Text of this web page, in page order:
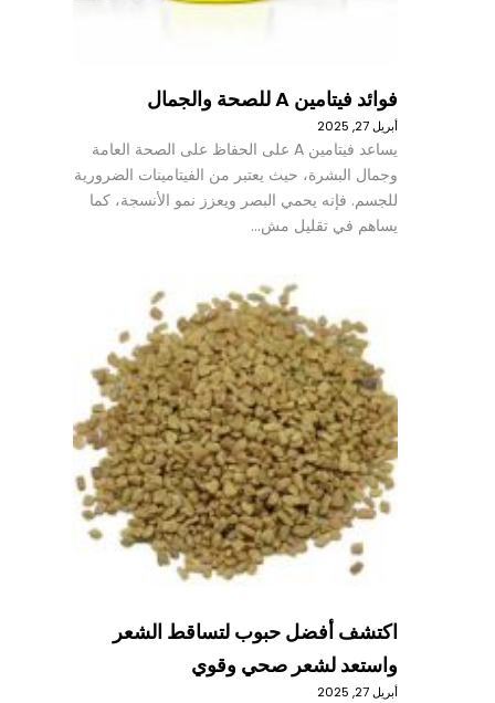
فوائد فيتامين A للصحة والجمال
أبريل 27, 2025
يساعد فيتامين A على الحفاظ على الصحة العامة
وجمال البشرة، حيث يعتبر من الفيتامينات الضرورية
للجسم. فإنه يحمي البصر ويعزز نمو الأنسجة، كما
يساهم في تقليل مش…
اكتشف أفضل حبوب لتساقط الشعر
واستعد لشعر صحي وقوي
أبريل 27, 2025